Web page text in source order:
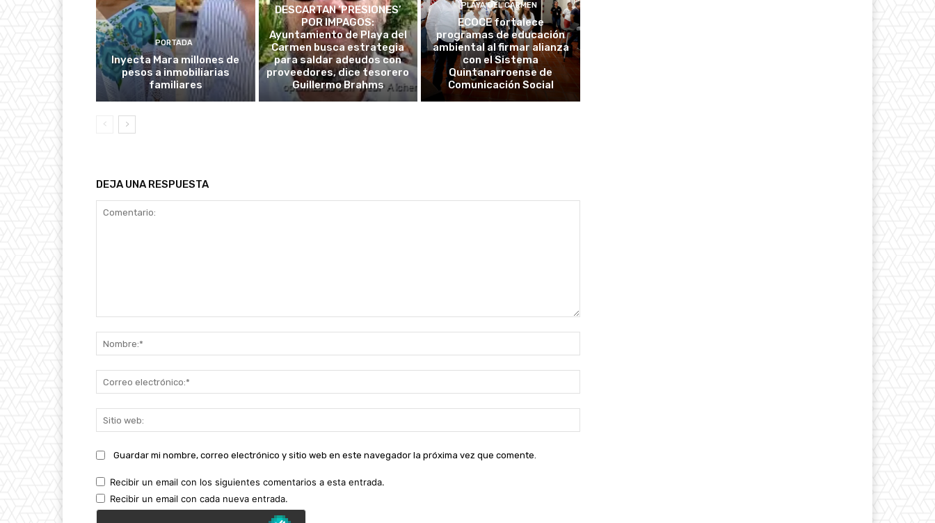
PORTADA
Inyecta Mara millones de
pesos a inmobiliarias
familiares
DESCARTAN ‘PRESIONES’
POR IMPAGOS:
Ayuntamiento de Playa del
Carmen busca estrategia
para saldar adeudos con
proveedores, dice tesorero
Guillermo Brahms
PLAYA DEL CARMEN
ECOCE fortalece
programas de educación
ambiental al firmar alianza
con el Sistema
Quintanarroense de
Comunicación Social
DEJA UNA RESPUESTA
electrónico:*
web:
Guardar mi nombre, correo electrónico y sitio web en este navegador la próxima vez que comente.
Recibir un email con los siguientes comentarios a esta entrada.
Recibir un email con cada nueva entrada.